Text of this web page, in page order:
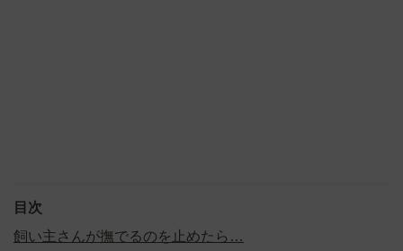
目次
飼い主さんが撫でるのを止めたら…